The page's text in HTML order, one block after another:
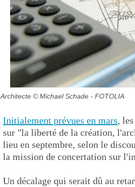
Architecte © Michael Schade - FOTOLIA
Initialement prévues en mars,
sur "la liberté de la création,
lieu en septembre, selon le
la mission de concertation sur
Un décalage qui serait dû au